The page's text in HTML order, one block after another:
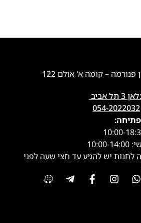
פנורמה – קומה א' אולם 122
אביב
054-2022032
לחנות יש להגיע עד חצי שעה לפני